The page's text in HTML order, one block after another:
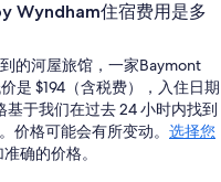
Wyndham住宿费用是多
的河屋旅馆，一家Baymont
是 $194（含税费），入住日期
基于我们在过去 24 小时内找到
价格可能会有所变动。 选择您
确的价格。